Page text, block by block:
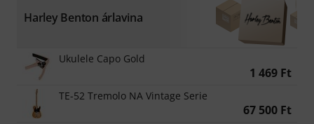
Harley Benton árlavina
Ukulele Capo Gold
1 469 Ft
TE-52 Tremolo NA Vintage Serie
67 500 Ft